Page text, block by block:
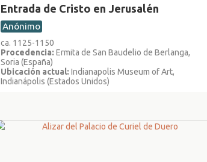
Entrada de Cristo en Jerusalén
Anónimo
ca. 1125-1150
Procedencia: Ermita de San Baudelio de Berlanga,
Soria (España)
Ubicación actual: Indianapolis Museum of Art,
Indianápolis (Estados Unidos)